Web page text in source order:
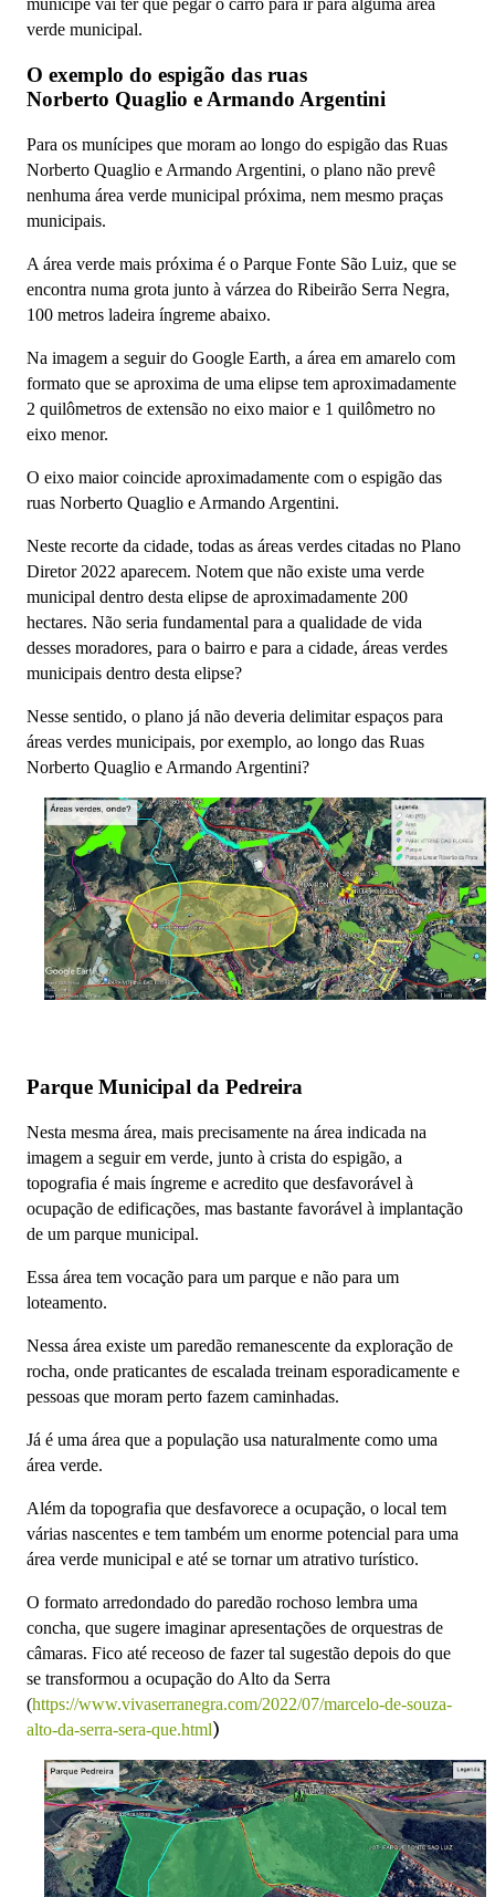
munícipe vai ter que pegar o carro para ir para alguma área
verde municipal.
O exemplo do espigão das ruas
Norberto Quaglio e Armando Argentini
Para os munícipes que moram ao longo do espigão das Ruas
Norberto Quaglio e Armando Argentini, o plano não prevê
nenhuma área verde municipal próxima, nem mesmo praças
municipais.
A área verde mais próxima é o Parque Fonte São Luiz, que se
encontra numa grota junto à várzea do Ribeirão Serra Negra,
100 metros ladeira íngreme abaixo.
Na imagem a seguir do Google Earth, a área em amarelo com
formato que se aproxima de uma elipse tem aproximadamente
2 quilômetros de extensão no eixo maior e 1 quilômetro no
eixo menor.
O eixo maior coincide aproximadamente com o espigão das
ruas Norberto Quaglio e Armando Argentini.
Neste recorte da cidade, todas as áreas verdes citadas no Plano
Diretor 2022 aparecem. Notem que não existe uma verde
municipal dentro desta elipse de aproximadamente 200
hectares. Não seria fundamental para a qualidade de vida
desses moradores, para o bairro e para a cidade, áreas verdes
municipais dentro desta elipse?
Nesse sentido, o plano já não deveria delimitar espaços para
áreas verdes municipais, por exemplo, ao longo das Ruas
Norberto Quaglio e Armando Argentini?
Parque Municipal da Pedreira
Nesta mesma área, mais precisamente na área indicada na
imagem a seguir em verde, junto à crista do espigão, a
topografia é mais íngreme e acredito que desfavorável à
ocupação de edificações, mas bastante favorável à implantação
de um parque municipal.
Essa área tem vocação para um parque e não para um
loteamento.
Nessa área existe um paredão remanescente da exploração de
rocha, onde praticantes de escalada treinam esporadicamente e
pessoas que moram perto fazem caminhadas.
Já é uma área que a população usa naturalmente como uma
área verde.
Além da topografia que desfavorece a ocupação, o local tem
várias nascentes e tem também um enorme potencial para uma
área verde municipal e até se tornar um atrativo turístico.
O formato arredondado do paredão rochoso lembra uma
concha, que sugere imaginar apresentações de orquestras de
câmaras. Fico até receoso de fazer tal sugestão depois do que
se transformou a ocupação do Alto da Serra
(https://www.vivaserranegra.com/2022/07/marcelo-de-souza-
alto-da-serra-sera-que.html)